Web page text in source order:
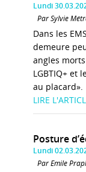
Lundi
Par Sylvie
Dans les
demeure
angles
LGBTIQ+ et
au placard».
LIRE
Posture
Lundi
Par Emile